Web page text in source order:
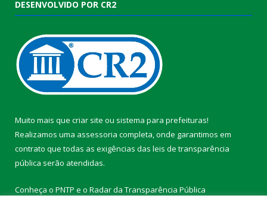
DESENVOLVIDO POR CR2
Muito mais que criar site ou sistema para prefeituras!
Realizamos uma assessoria completa, onde garantimos em
contrato que todas as exigências das leis de transparência
pública serão atendidas.
Conheça o PNTP e o Radar da Transparência Pública